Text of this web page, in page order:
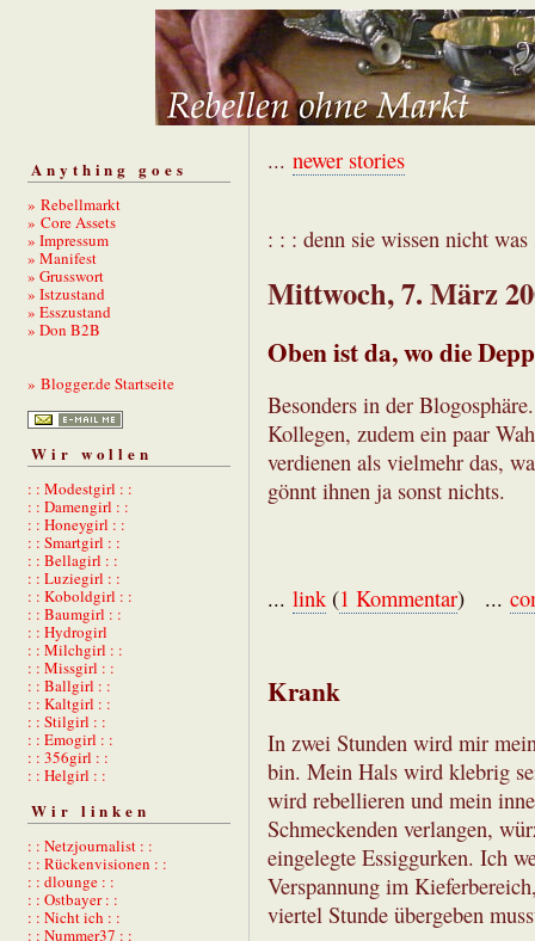
Anything goes
» Rebellmarkt
» Core Assets
» Impressum
» Manifest
» Grusswort
» Istzustand
» Esszustand
» Don B2B
» Blogger.de Startseite
Wir wollen
: : Modestgirl : :
: : Damengirl : :
: : Honeygirl : :
: : Smartgirl : :
: : Bellagirl : :
: : Luziegirl : :
: : Koboldgirl : :
: : Baumgirl : :
: : Hydrogirl
: : Milchgirl : :
: : Missgirl : :
: : Ballgirl : :
: : Kaltgirl : :
: : Stilgirl : :
: : Emogirl : :
: : 356girl : :
: : Helgirl : :
Wir linken
: : Netzjournalist : :
: : Rückenvisionen : :
: : dlounge : :
: : Ostbayer : :
: : Nicht ich : :
: : Nummer37 : :
... newer stories
: : : denn sie wissen nicht
Mittwoch, 7. März
Oben ist da, wo die
Besonders in der
Kollegen, zudem ein paar
verdienen als vielmehr das,
gönnt ihnen ja sonst nichts.
... link (1 Kommentar) ...
Krank
In zwei Stunden wird mir
bin. Mein Hals wird klebrig
wird rebellieren und mein
Schmeckenden verlangen,
eingelegte Essiggurken. Ich
Verspannung im
viertel Stunde übergeben